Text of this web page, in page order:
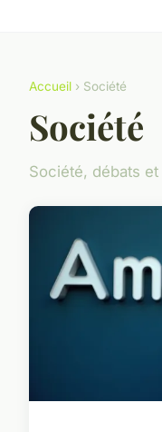
Accueil › Société
Société
Société, débats